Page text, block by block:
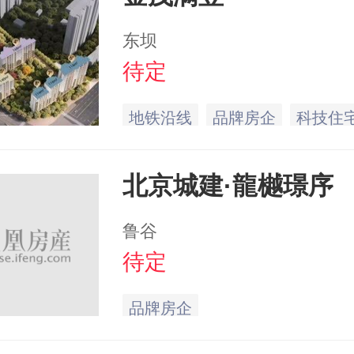
东坝
待定
地铁沿线 品牌房企 科技住
北京城建·龍樾璟序
鲁谷
待定
品牌房企